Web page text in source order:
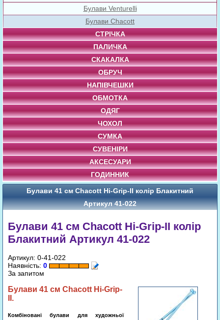
Булави Venturelli
Булави Chacott
СТРІЧКА
ПАЛИЧКА
СКАКАЛКА
ОБРУЧ
НАПІВЧЕШКИ
ОБМОТКА
ОДЯГ
ЧОХОЛ
СУМКА
СУВЕНІРИ
АКСЕСУАРИ
ГОДИННИК
Булави 41 cм Chacott Hi-Grip-II колір Блакитний
Артикул 41-022
Булави 41 cм Chacott Hi-Grip-II колір
Блакитний Артикул 41-022
Артикул: 0-41-022
Наявність: 0
За запитом
Булави 41 см Chacott Hi-Grip-
.
Комбіновані булави для художньої